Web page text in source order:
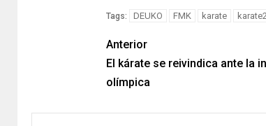
Link
Tags: DEUKO FMK karate
Anterior
El kárate se reivindica ante la
olímpica